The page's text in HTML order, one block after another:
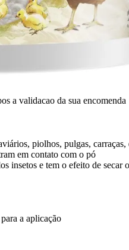
a validacao da sua encomenda
piolhos, pulgas,
em contato com o pó
insetos e tem o efeito de secar
a aplicação